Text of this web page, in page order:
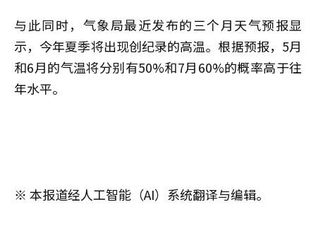
与此同时，气象局最近发布的三个月天气预报显
示，今年夏季将出现创纪录的高温。根据预报，5月
和6月的气温将分别有50%和7月60%的概率高于往
年水平。
※ 本报道经人工智能（AI）系统翻译与编辑。